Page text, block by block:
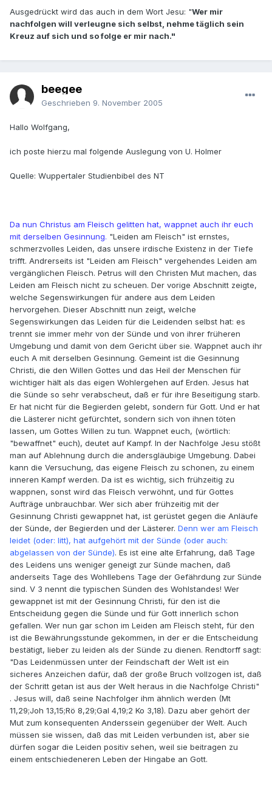
Ausgedrückt wird das auch in dem Wort Jesu: "Wer mir
nachfolgen will verleugne sich selbst, nehme täglich sein
Kreuz auf sich und so folge er mir nach."
beegee
Geschrieben 9. November 2005
Hallo Wolfgang,
ich poste hierzu mal folgende Auslegung von U. Holmer
Quelle: Wuppertaler Studienbibel des NT
Da nun Christus am Fleisch gelitten hat, wappnet auch ihr euch
mit derselben Gesinnung. "Leiden am Fleisch" ist ernstes,
schmerzvolles Leiden, das unsere irdische Existenz in der Tiefe
trifft. Andrerseits ist "Leiden am Fleisch" vergehendes Leiden am
vergänglichen Fleisch. Petrus will den Christen Mut machen, das
Leiden am Fleisch nicht zu scheuen. Der vorige Abschnitt zeigte,
welche Segenswirkungen für andere aus dem Leiden
hervorgehen. Dieser Abschnitt nun zeigt, welche
Segenswirkungen das Leiden für die Leidenden selbst hat: es
trennt sie immer mehr von der Sünde und von ihrer früheren
Umgebung und damit von dem Gericht über sie. Wappnet auch ihr
euch A mit derselben Gesinnung. Gemeint ist die Gesinnung
Christi, die den Willen Gottes und das Heil der Menschen für
wichtiger hält als das eigen Wohlergehen auf Erden. Jesus hat
die Sünde so sehr verabscheut, daß er für ihre Beseitigung starb.
Er hat nicht für die Begierden gelebt, sondern für Gott. Und er hat
die Lästerer nicht gefürchtet, sondern sich von ihnen töten
lassen, um Gottes Willen zu tun. Wappnet euch, (wörtlich:
"bewaffnet" euch), deutet auf Kampf. In der Nachfolge Jesu stößt
man auf Ablehnung durch die andersgläubige Umgebung. Dabei
kann die Versuchung, das eigene Fleisch zu schonen, zu einem
inneren Kampf werden. Da ist es wichtig, sich frühzeitig zu
wappnen, sonst wird das Fleisch verwöhnt, und für Gottes
Aufträge unbrauchbar. Wer sich aber frühzeitig mit der
Gesinnung Christi gewappnet hat, ist gerüstet gegen die Anläufe
der Sünde, der Begierden und der Lästerer. Denn wer am Fleisch
leidet (oder: litt), hat aufgehört mit der Sünde (oder auch:
abgelassen von der Sünde). Es ist eine alte Erfahrung, daß Tage
des Leidens uns weniger geneigt zur Sünde machen, daß
anderseits Tage des Wohllebens Tage der Gefährdung zur Sünde
sind. V 3 nennt die typischen Sünden des Wohlstandes! Wer
gewappnet ist mit der Gesinnung Christi, für den ist die
Entscheidung gegen die Sünde und für Gott innerlich schon
gefallen. Wer nun gar schon im Leiden am Fleisch steht, für den
ist die Bewährungsstunde gekommen, in der er die Entscheidung
bestätigt, lieber zu leiden als der Sünde zu dienen. Rendtorff sagt:
"Das Leidenmüssen unter der Feindschaft der Welt ist ein
sicheres Anzeichen dafür, daß der große Bruch vollzogen ist, daß
der Schritt getan ist aus der Welt heraus in die Nachfolge Christi"
. Jesus will, daß seine Nachfolger ihm ähnlich werden (Mt
11,29;Joh 13,15;Rö 8,29;Gal 4,19;2 Ko 3,18). Dazu aber gehört der
Mut zum konsequenten Anderssein gegenüber der Welt. Auch
müssen sie wissen, daß das mit Leiden verbunden ist, aber sie
dürfen sogar die Leiden positiv sehen, weil sie beitragen zu
einem entschiedeneren Leben der Hingabe an Gott.